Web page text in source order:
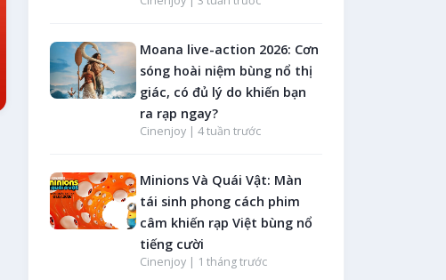
Moana live-action 2026: Cơn
sóng hoài niệm bùng nổ thị
giác, có đủ lý do khiến bạn
ra rạp ngay?
Cinenjoy | 4 tuần trước
Minions Và Quái Vật: Màn
tái sinh phong cách phim
câm khiến rạp Việt bùng nổ
tiếng cười
Cinenjoy | 1 tháng trước